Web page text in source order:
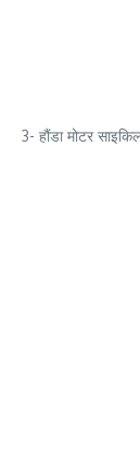
3- हौंडा मोटर